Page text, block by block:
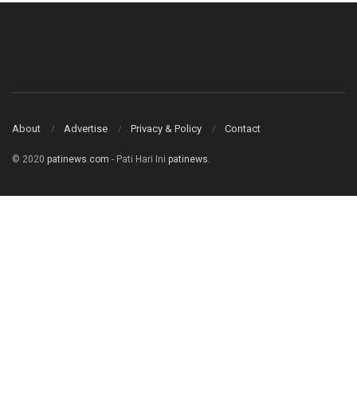
About Advertise Privacy & Policy Contact
© 2020 patinews.com - Pati Hari Ini patinews.